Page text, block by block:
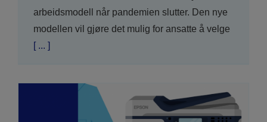
arbeidsmodell når pandemien slutter. Den nye
modellen vil gjøre det mulig for ansatte å velge
[ ... ]